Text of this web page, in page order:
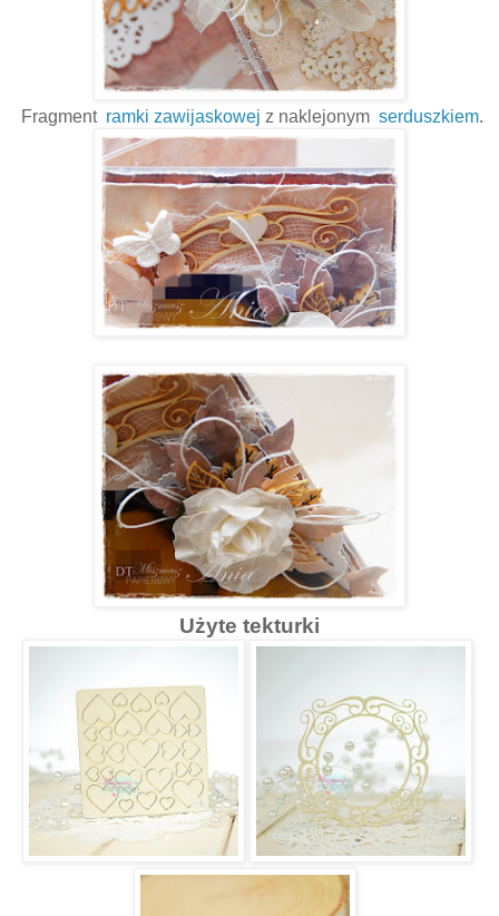
Fragment ramki zawijaskowej z naklejonym serduszkiem.
Użyte tekturki